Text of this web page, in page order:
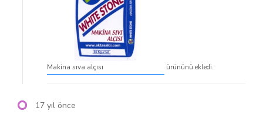
Makina sıva alçısı ürününü ekledi.
17 yıl önce